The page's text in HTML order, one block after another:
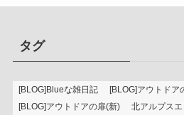
タグ
[BLOG]Blueな雑日記 [BLOG]アウトドア
[BLOG]アウトドアの扉(新)
北アルプスエ